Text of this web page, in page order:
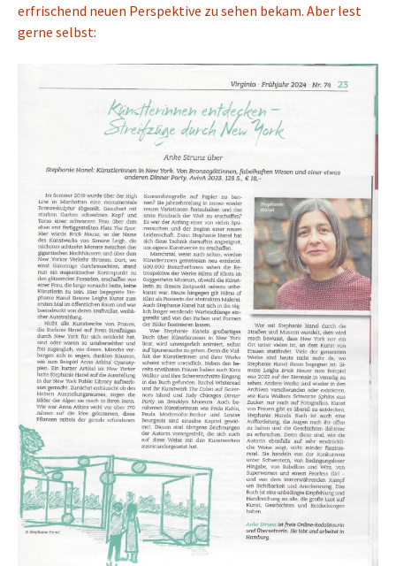
erfrischend neuen Perspektive zu sehen bekam. Aber lest
gerne selbst: